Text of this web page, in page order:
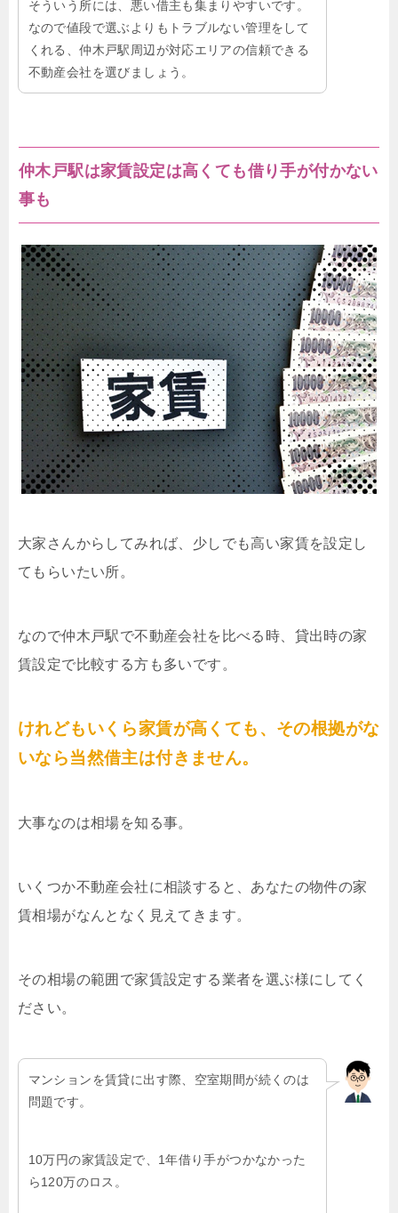
そういう所には、悪い借主も集まりやすいです。
なので値段で選ぶよりもトラブルない管理をして
くれる、仲木戸駅周辺が対応エリアの信頼できる
不動産会社を選びましょう。
仲木戸駅は家賃設定は高くても借り手が付かない
事も
大家さんからしてみれば、少しでも高い家賃を設定し
てもらいたい所。
なので仲木戸駅で不動産会社を比べる時、貸出時の家
賃設定で比較する方も多いです。
けれどもいくら家賃が高くても、その根拠がな
いなら当然借主は付きません。
大事なのは相場を知る事。
いくつか不動産会社に相談すると、あなたの物件の家
賃相場がなんとなく見えてきます。
その相場の範囲で家賃設定する業者を選ぶ様にしてく
ださい。
マンションを賃貸に出す際、空室期間が続くのは
問題です。
10万円の家賃設定で、1年借り手がつかなかった
ら120万のロス。